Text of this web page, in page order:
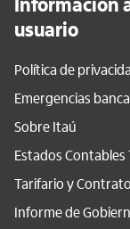
usuario
Política de
Emergencias
Sobre Itaú
Estados
Tarifario y
Informe de